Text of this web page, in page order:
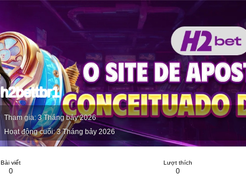
h2bettbr1
Tham gia 3 Tháng bảy 2026
Hoạt động cuối 3 Tháng bảy 2026
Bài viết
0
Lượt thích
0